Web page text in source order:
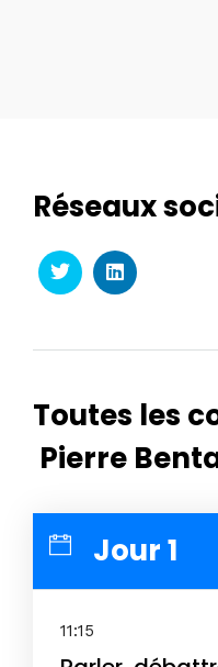
Réseaux
Toutes les
Pierre
Jour 1
11:15